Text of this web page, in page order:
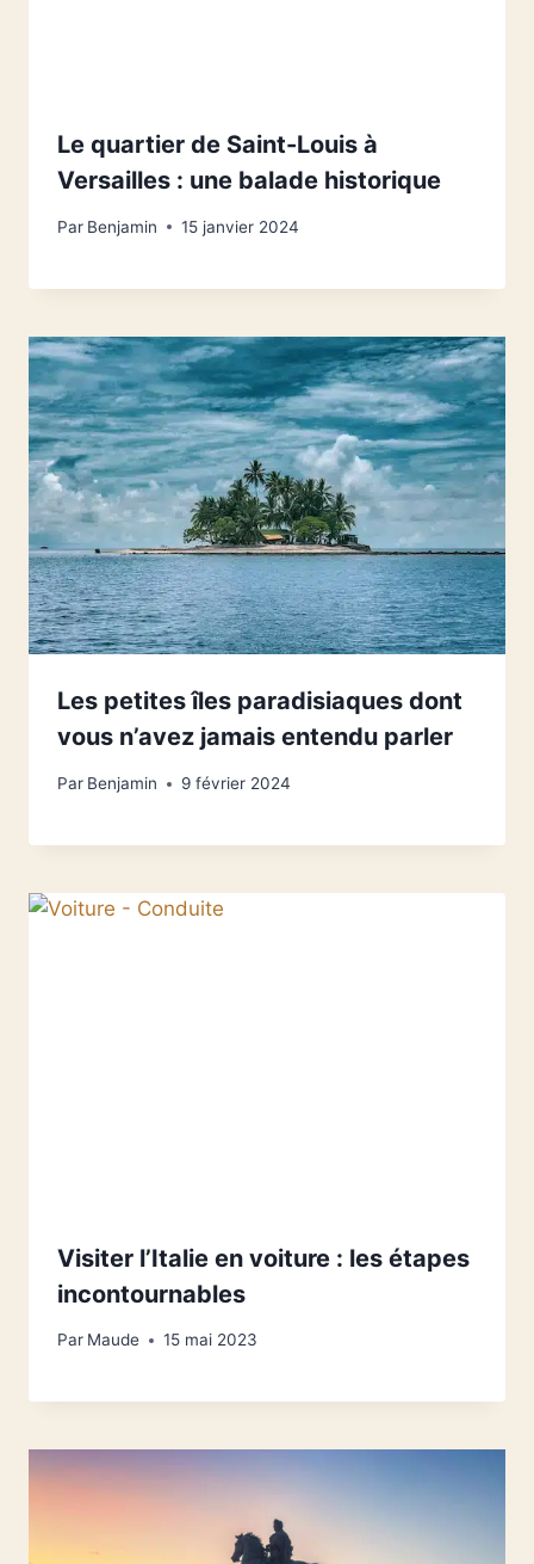
Le quartier de Saint-Louis à
Versailles : une balade historique
Par Benjamin 15 janvier 2024
Les petites îles paradisiaques dont
vous n’avez jamais entendu parler
Par Benjamin 9 février 2024
Visiter l’Italie en voiture : les étapes
incontournables
Par Maude 15 mai 2023